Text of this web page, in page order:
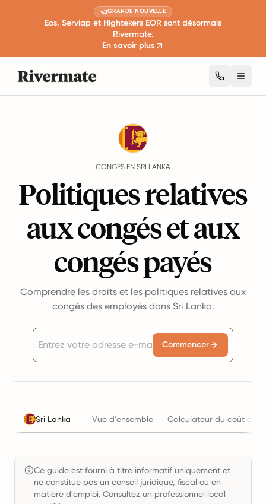
GRANDE NOUVELLE
Eos, Serviap et Hightekers EOR sont désormais
Rivermate.
En savoir plus
CONGÉS EN SRI LANKA
Politiques relatives
aux congés et aux
congés payés
Comprendre les droits et les politiques relatives aux
congés des employés dans Sri Lanka.
Commencer
Sri Lanka Vue d'ensemble Calculateur du coût de
Ce guide est fourni à titre informatif uniquement et
ne constitue pas un conseil juridique, fiscal ou en
matière d'emploi. Consultez un professionnel local